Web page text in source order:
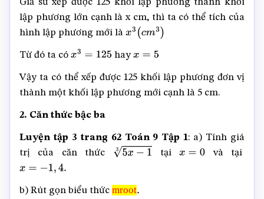
Giả sử xếp được 125 khối lập phương thành khối
lập phương lớn cạnh là x cm, thì ta có thể tích của
hình lập phương mới là x3 (cm3
Từ đó ta có x3 =125 hay x=5
Vậy ta có thể xếp được 125 khối lập phương đơn vị
thành một khối lập phương mới cạnh là 5 cm.
2. Căn thức bậc ba
Luyện tập 3 trang 62 Toán 9 Tập 1: a) Tính giá
trị của căn thức 5x −1 3 tạix=0
và tại
x=− 1,4.
b) Rút gọn biểu thức mroot
mroot